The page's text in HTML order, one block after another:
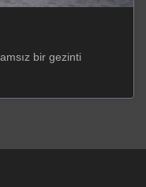
bir gezinti